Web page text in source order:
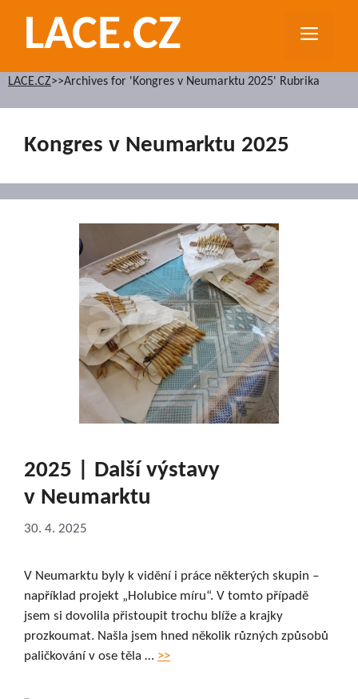
obsahLACE.CZ
LACE.CZ>>Archives for 'Kongres v Neumarktu 2025' Rubrika
Kongres v Neumarktu 2025
2025 | Další výstavy
v Neumarktu
30. 4. 2025
V Neumarktu byly k vidění i práce některých skupin –
například projekt „Holubice míru“. V tomto případě
jsem si dovolila přistoupit trochu blíže a krajky
prozkoumat. Našla jsem hned několik různých způsobů
paličkování v ose těla … >>